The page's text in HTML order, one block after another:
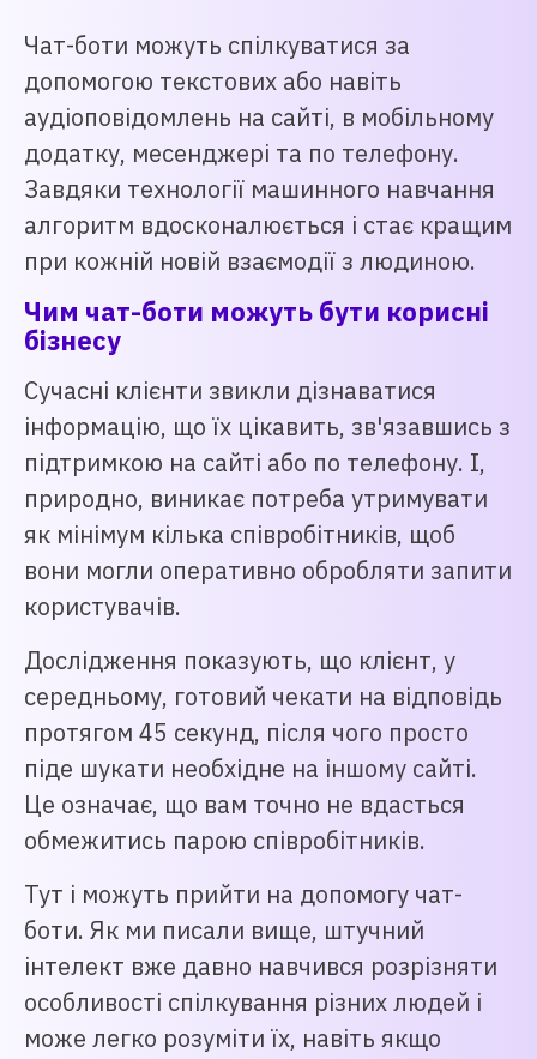
Чат-боти можуть спілкуватися за
допомогою текстових або навіть
аудіоповідомлень на сайті, в мобільному
додатку, месенджері та по телефону.
Завдяки технології машинного навчання
алгоритм вдосконалюється і стає кращим
при кожній новій взаємодії з людиною.
Чим чат-боти можуть бути корисні
бізнесу
Сучасні клієнти звикли дізнаватися
інформацію, що їх цікавить, зв'язавшись з
підтримкою на сайті або по телефону. І,
природно, виникає потреба утримувати
як мінімум кілька співробітників, щоб
вони могли оперативно обробляти запити
користувачів.
Дослідження показують, що клієнт, у
середньому, готовий чекати на відповідь
протягом 45 секунд, після чого просто
піде шукати необхідне на іншому сайті.
Це означає, що вам точно не вдасться
обмежитись парою співробітників.
Тут і можуть прийти на допомогу чат-
боти. Як ми писали вище, штучний
інтелект вже давно навчився розрізняти
особливості спілкування різних людей і
може легко розуміти їх, навіть якщо